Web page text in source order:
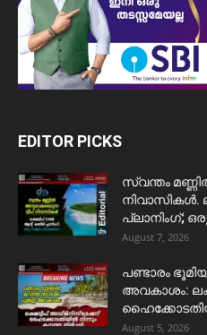
EDITOR PICKS
സ്വന്തം
നിവാസികൾ.
പ്ലാനിംഗ്;
August 7, 2026
പണ്ടാരം
അവകാശം:
August 5, 2026